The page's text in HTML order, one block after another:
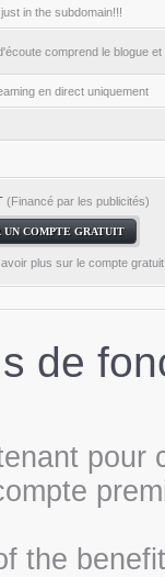
in the subdomain!!!
comprend le blogue et
en direct uniquement
(Financé par les publicités)
UN COMPTE GRATUIT
plus sur le compte
de
pour
the